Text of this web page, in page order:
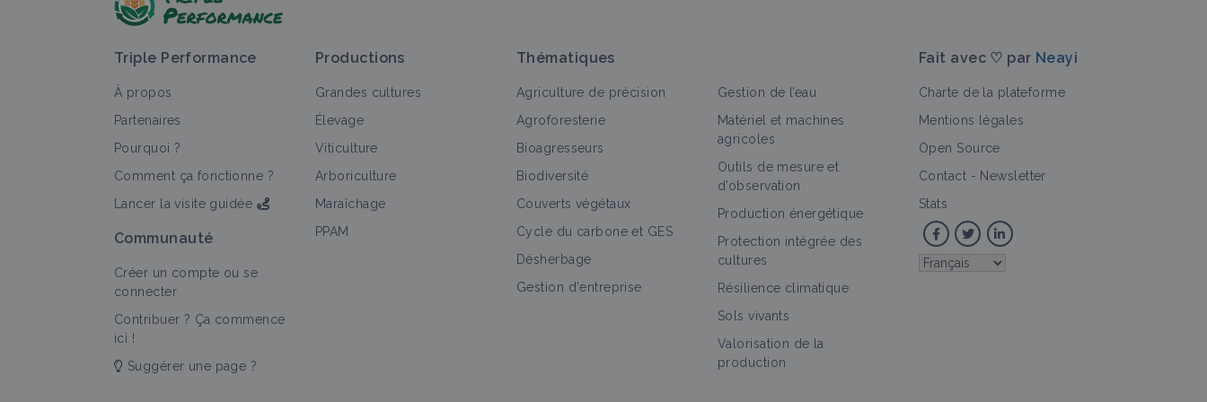
Tout Retour d'expérience Portrait de ferme >
Réussir les colzas associés en agriculture
de conservation, avec Antonio Pereira
Vidéo
Régénération des sols grâce au mob
Triple Performance
À propos
Partenaires
Pourquoi ?
Comment ça fonctionne ?
Lancer la visite guidée
Communauté
Créer un compte ou se
connecter
Contribuer ? Ça commence
ici !
Suggérer une page ?
Productions
Grandes cultures
Élevage
Viticulture
Arboriculture
Maraîchage
PPAM
Thématiques
Agriculture de précision
Agroforesterie
Bioagresseurs
Biodiversité
Couverts végétaux
Cycle du carbone et GES
Désherbage
Gestion d'entreprise
Gestion de l’eau
Matériel et machines
agricoles
Outils de mesure et
d’observation
Production énergétique
Protection intégrée des
cultures
Résilience climatique
Sols vivants
Valorisation de la
production
Fait avec ♡ par Neayi
Charte de la plateforme
Mentions légales
Open Source
Contact - Newsletter
Stats